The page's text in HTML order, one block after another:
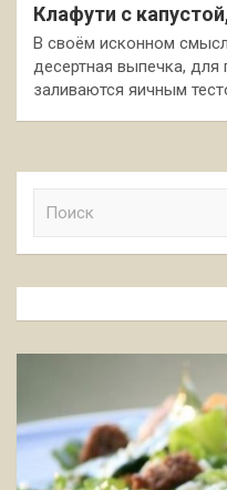
Клафути с
В своём исконном
десертная выпечка, для
заливаются яичным
к